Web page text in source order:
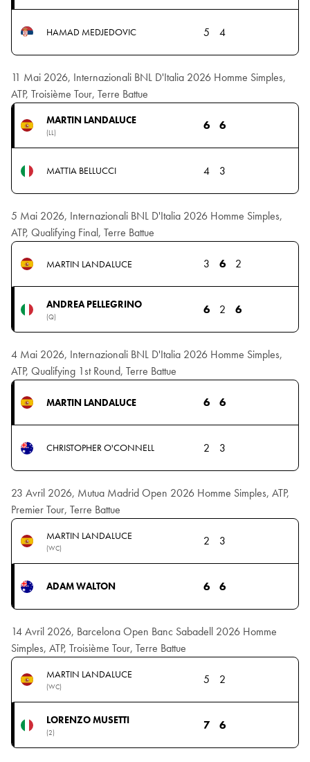
HAMAD MEDJEDOVIC 5 4
11 Mai 2026, Internazionali BNL D'Italia 2026 Homme Simples,
ATP, Troisième Tour, Terre Battue
MARTIN LANDALUCE
(LL)
6 6
MATTIA BELLUCCI 4 3
5 Mai 2026, Internazionali BNL D'Italia 2026 Homme Simples,
ATP, Qualifying Final, Terre Battue
MARTIN LANDALUCE 3 6 2
ANDREA PELLEGRINO
(Q)
6 2 6
4 Mai 2026, Internazionali BNL D'Italia 2026 Homme Simples,
ATP, Qualifying 1st Round, Terre Battue
MARTIN LANDALUCE 6 6
CHRISTOPHER O'CONNELL 2 3
23 Avril 2026, Mutua Madrid Open 2026 Homme Simples, ATP,
Premier Tour, Terre Battue
MARTIN LANDALUCE
(WC)
2 3
ADAM WALTON 6 6
14 Avril 2026, Barcelona Open Banc Sabadell 2026 Homme
Simples, ATP, Troisième Tour, Terre Battue
MARTIN LANDALUCE
(WC)
5 2
LORENZO MUSETTI
(2)
7 6